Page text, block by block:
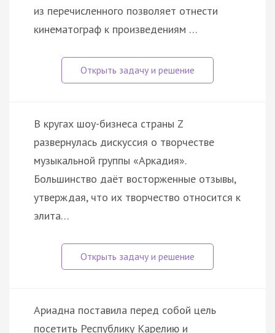
из перечисленного позволяет отнести
кинематограф к произведениям …
В кругах шоу-бизнеса страны Z
развернулась дискуссия о творчестве
музыкальной группы «Аркадия».
Большинство даёт восторженные отзывы,
утверждая, что их творчество относится к
элита…
Ариадна поставила перед собой цель
посетить Республику Карелию и